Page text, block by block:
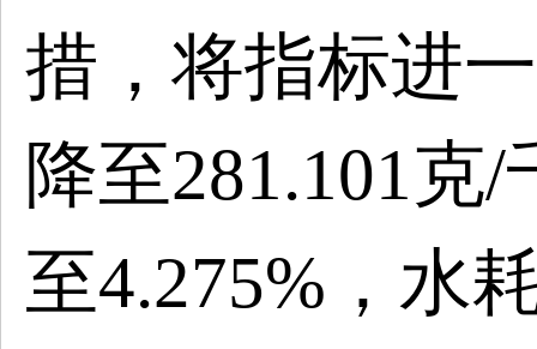
措，将指标进
降至281.101克
至4.275%，水